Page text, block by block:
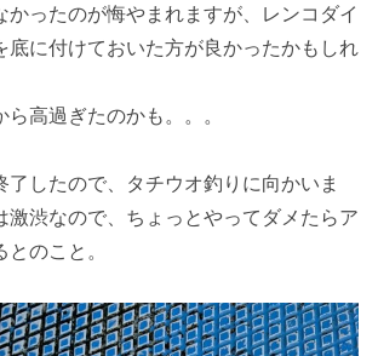
かったのが悔やまれますが、レンコダイ
底に付けておいた方が良かったかもしれ
高過ぎたのかも。。。
了したので、タチウオ釣りに向かいま
激渋なので、ちょっとやってダメたらア
のこと。